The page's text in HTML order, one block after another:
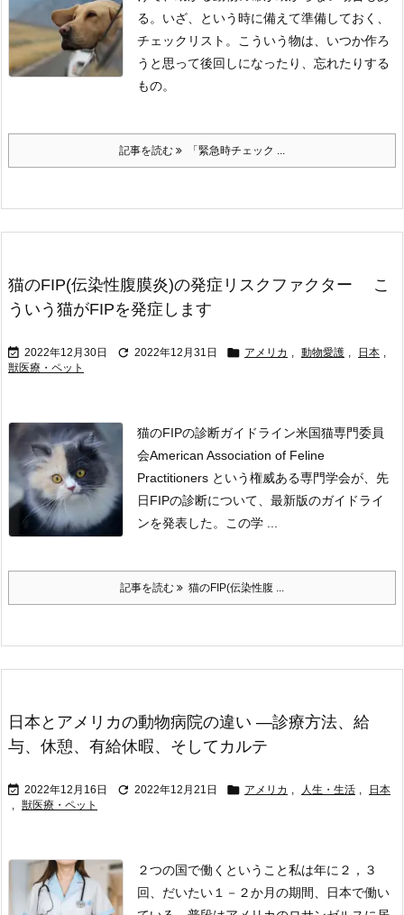
る。 いざ、という時に備えて準備しておく、
チェックリスト。 こういう物は、いつか作ろ
うと思って後回しになったり、忘れたりする
もの。
記事を読む 「緊急時チェック ...
猫のFIP(伝染性腹膜炎)の発症リスクファクター こ
ういう猫がFIPを発症します
 2022年12月30日  2022年12月31日  アメリカ , 動物愛護 , 日本 ,
獣医療・ペット
猫のFIPの診断ガイドライン米国猫専門委員
会American Association of Feline
Practitioners という権威ある専門学会が、先
日FIPの診断について、最新版のガイドライ
ンを発表した。 この学 ...
記事を読む 猫のFIP(伝染性腹 ...
日本とアメリカの動物病院の違い ―診療方法、給
与、休憩、有給休暇、そしてカルテ
 2022年12月16日  2022年12月21日  アメリカ , 人生・生活 ,
日本
, 獣医療・ペット
２つの国で働くということ私は年に２，３
回、だいたい１－２か月の期間、日本で働い